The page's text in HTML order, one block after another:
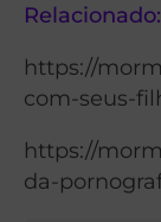
Relacionado:
https://
com-seus-
https://
da-